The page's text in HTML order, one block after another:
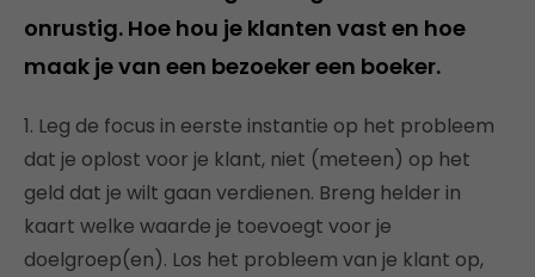
onrustig. Hoe hou je klanten vast en hoe
maak je van een bezoeker een boeker.
1. Leg de focus in eerste instantie op het probleem
dat je oplost voor je klant, niet (meteen) op het
geld dat je wilt gaan verdienen. Breng helder in
kaart welke waarde je toevoegt voor je
doelgroep(en). Los het probleem van je klant op,